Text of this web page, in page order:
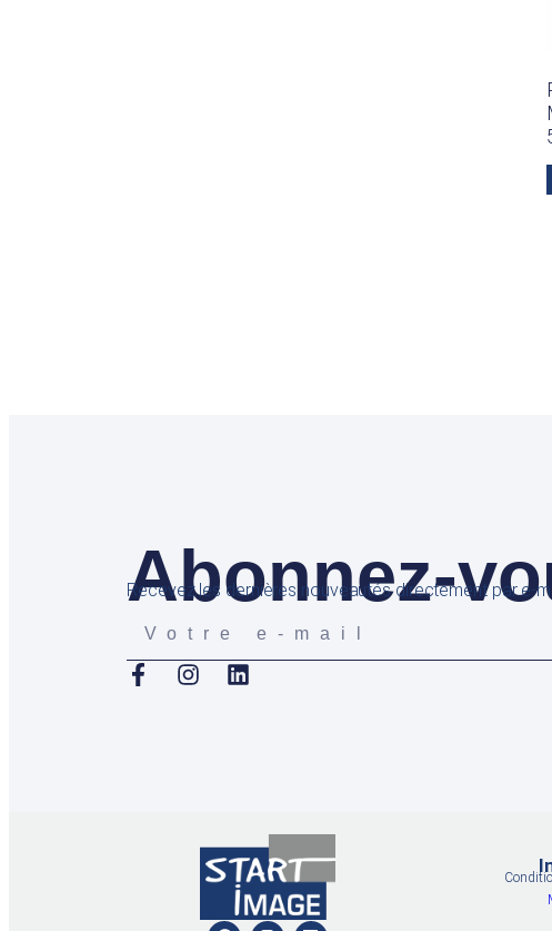
Abonnez-
Recevez les dernières nouveautés directement par e-